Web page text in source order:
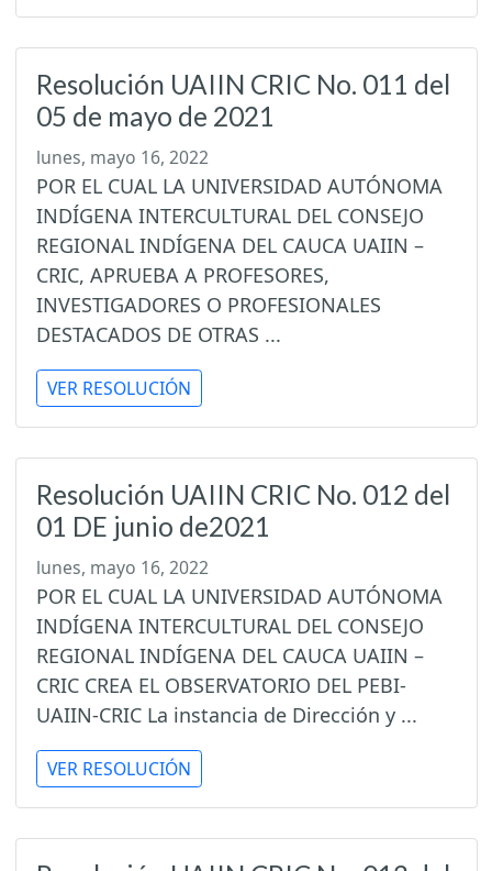
Resolución UAIIN CRIC No. 011 del
05 de mayo de 2021
lunes, mayo 16, 2022
POR EL CUAL LA UNIVERSIDAD AUTÓNOMA
INDÍGENA INTERCULTURAL DEL CONSEJO
REGIONAL INDÍGENA DEL CAUCA UAIIN –
CRIC, APRUEBA A PROFESORES,
INVESTIGADORES O PROFESIONALES
DESTACADOS DE OTRAS ...
VER RESOLUCIÓN
Resolución UAIIN CRIC No. 012 del
01 DE junio de2021
lunes, mayo 16, 2022
POR EL CUAL LA UNIVERSIDAD AUTÓNOMA
INDÍGENA INTERCULTURAL DEL CONSEJO
REGIONAL INDÍGENA DEL CAUCA UAIIN –
CRIC CREA EL OBSERVATORIO DEL PEBI-
UAIIN-CRIC La instancia de Dirección y ...
VER RESOLUCIÓN